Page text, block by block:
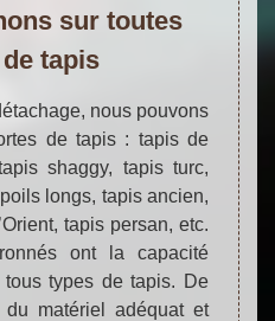
sur toutes
tapis
nous pouvons
de tapis : tapis de
shaggy, tapis turc,
longs, tapis ancien,
tapis persan, etc.
ont la capacité
types de tapis. De
matériel adéquat et